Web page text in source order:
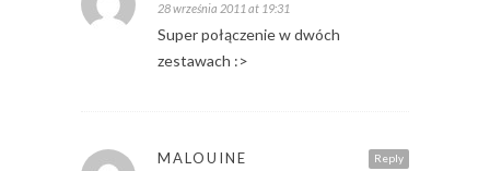
28 września 2011 at 19:31
Super połączenie w dwóch
zestawach :>
Reply
MALOUINE